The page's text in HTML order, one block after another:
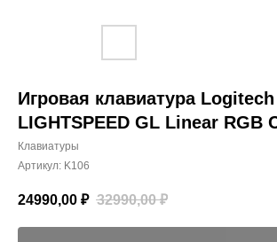
Игровая клавиатура
LIGHTSPEED GL Linear RGB
Клавиатуры
Артикул: K106
24990,00 ₽ 32990,00 ₽